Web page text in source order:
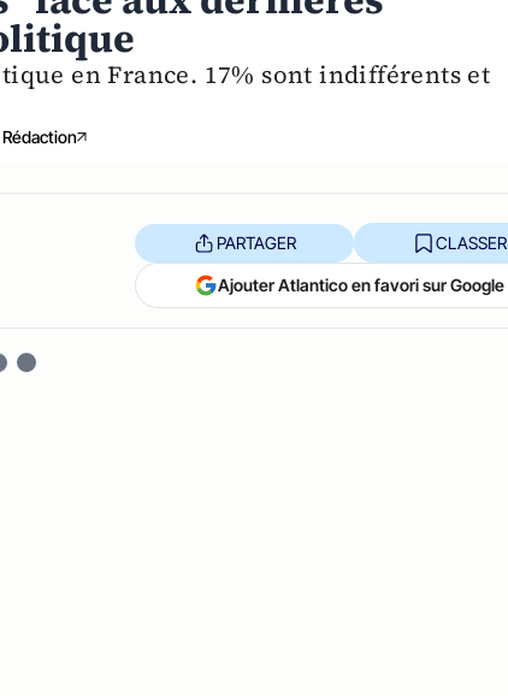
en France. 17% sont indifférents et
PARTAGER CLASSER
Ajouter Atlantico en favori sur Google